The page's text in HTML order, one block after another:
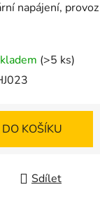
napájení, provoz
(>5 ks)
DO KOŠÍKU
Sdílet